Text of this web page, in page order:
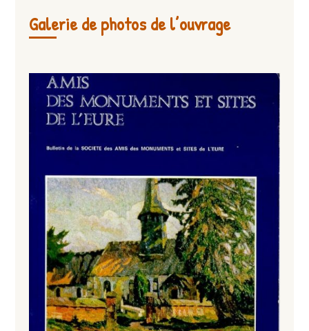
Galerie de photos de l’ouvrage